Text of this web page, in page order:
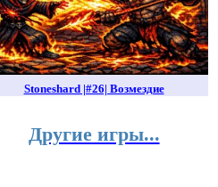
Stoneshard |#26| Возмездие
Другие игры...